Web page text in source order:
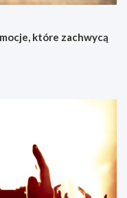
które zachwycą